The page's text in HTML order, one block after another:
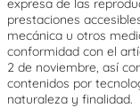
expresa de las
prestaciones
mecánica u otros
conformidad con el
2 de noviembre, así
contenidos por
naturaleza y finalidad.